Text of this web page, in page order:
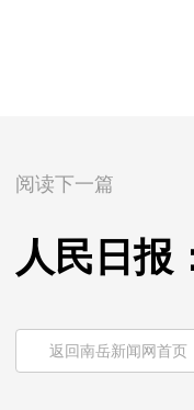
阅读下一篇
人民日报
返回南岳新闻网首页